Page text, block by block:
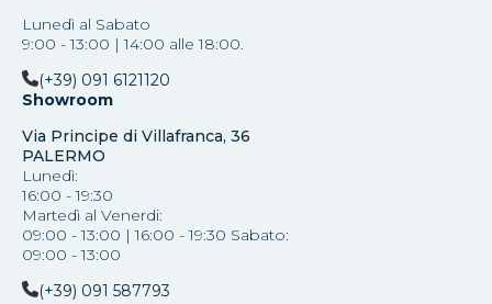
Lunedì al Sabato
9:00 - 13:00 | 14:00 alle 18:00.
(+39) 091 6121120
Showroom
Via Principe di Villafranca, 36
PALERMO
Lunedì:
16:00 - 19:30
Martedì al Venerdi:
09:00 - 13:00 | 16:00 - 19:30 Sabato:
09:00 - 13:00
(+39) 091 587793